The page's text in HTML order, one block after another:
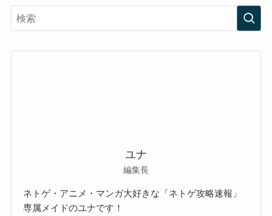
ユナ
編集長
ネトゲ・アニメ・マンガ大好きな「ネトゲ攻略速報」
専属メイドのユナです！